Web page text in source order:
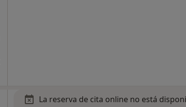
La reserva de cita online no está